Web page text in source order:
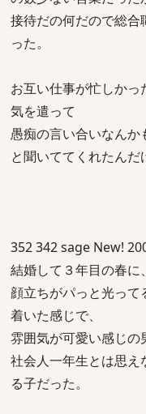
接待だの何だので総
った。
お互い仕事が忙しか
気を遣って
愚痴の言い合いなん
と聞いててくれたんだ
352 342 sage New!
結婚して３年目の春に
顔立ちがパっと光っ
着いた感じで、
雰囲気が可愛い感じの
社会人一年生とは思
る子だった。